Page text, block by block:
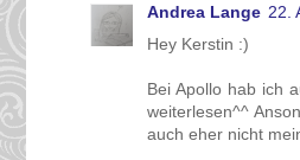
Andrea Lange 22.
Hey Kerstin :)
Bei Apollo hab ich
weiterlesen^^
auch eher nicht